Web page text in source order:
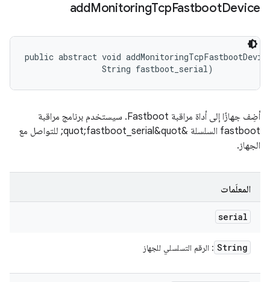
addMonitoringTcpFastbootDevice
public abstract void
                String fastboot_serial)
أضِف جهازًا إلى أداة مراقبة Fastboot. سيستخدم برنامج مراقبة
fastboot السلسلة &quot;fastboot_serial&quot; للتواصل مع
الجهاز.
المعلَمات
serial
String : الرقم التسلسلي للجهاز